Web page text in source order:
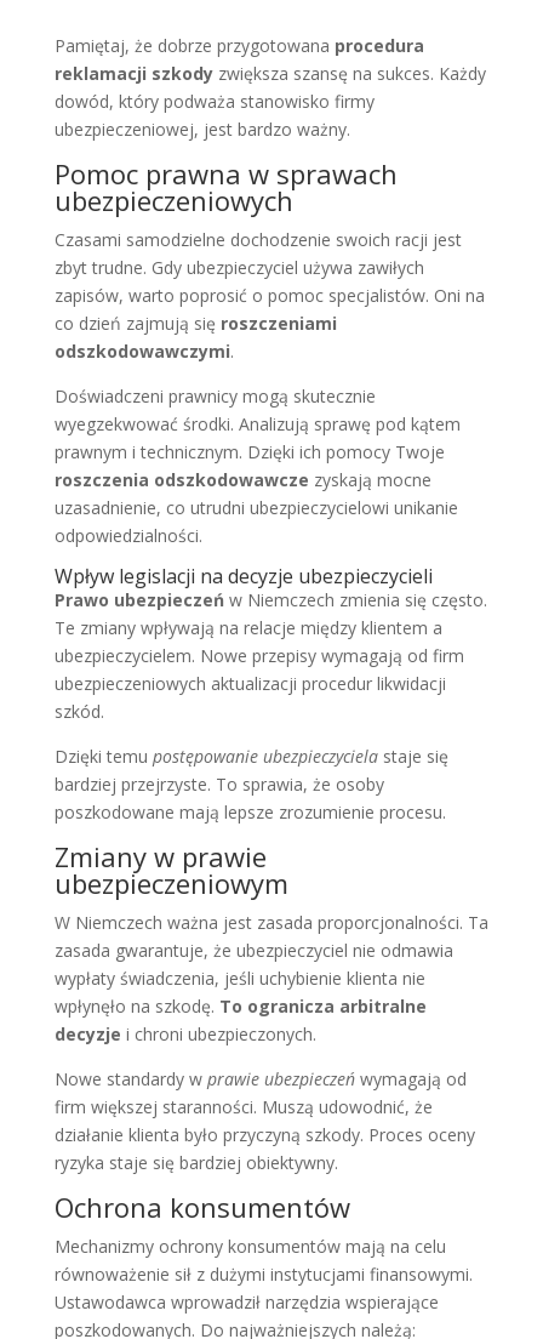
Pamiętaj, że dobrze przygotowana procedura
reklamacji szkodyzwiększa szansę na sukces. Każdy
dowód, który podważa stanowisko firmy
ubezpieczeniowej, jest bardzo ważny.
Pomoc prawna w sprawach
ubezpieczeniowych
Czasami samodzielne dochodzenie swoich racji jest
zbyt trudne. Gdy ubezpieczyciel używa zawiłych
zapisów, warto poprosić o pomoc specjalistów. Oni na
co dzień zajmują się roszczeniami
odszkodowawczymi.
Doświadczeni prawnicy mogą skutecznie
wyegzekwować środki. Analizują sprawę pod kątem
prawnym i technicznym. Dzięki ich pomocy Twoje
roszczenia odszkodowawcze zyskają mocne
uzasadnienie, co utrudni ubezpieczycielowi unikanie
odpowiedzialności.
Wpływ legislacji na decyzje ubezpieczycieli
Prawo ubezpieczeńw Niemczech zmienia się często.
Te zmiany wpływają na relacje między klientem a
ubezpieczycielem. Nowe przepisy wymagają od firm
ubezpieczeniowych aktualizacji procedur likwidacji
szkód.
Dzięki temu postępowanie ubezpieczycielastaje się
bardziej przejrzyste. To sprawia, że osoby
poszkodowane mają lepsze zrozumienie procesu.
Zmiany w prawie
ubezpieczeniowym
W Niemczech ważna jest zasada proporcjonalności. Ta
zasada gwarantuje, że ubezpieczyciel nie odmawia
wypłaty świadczenia, jeśli uchybienie klienta nie
wpłynęło na szkodę. To ogranicza arbitralne
decyzje i chroni ubezpieczonych.
Nowe standardy w prawie ubezpieczeńwymagają od
firm większej staranności. Muszą udowodnić, że
działanie klienta było przyczyną szkody. Proces oceny
ryzyka staje się bardziej obiektywny.
Ochrona konsumentów
Mechanizmy ochrony konsumentów mają na celu
równoważenie sił z dużymi instytucjami finansowymi.
Ustawodawca wprowadził narzędzia wspierające
poszkodowanych. Do najważniejszych należą: